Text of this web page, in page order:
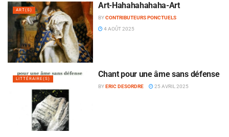
ART(S) Art-Hahahahahaha-Art
BYCONTRIBUTEURS PONCTUELS
4 AOÛT 2025
LITTÉRAIRE(S) Chant pour une âme sans défense
BYERIC DESORDRE 25 AVRIL 2025